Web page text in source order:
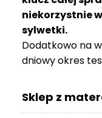
niekorzystnie
sylwetki.
Dodatkowo na
dniowy okres
Sklep z